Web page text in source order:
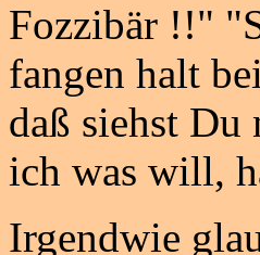
Fozzibär !!"
fangen halt
daß siehst
ich was will,
Irgendwie